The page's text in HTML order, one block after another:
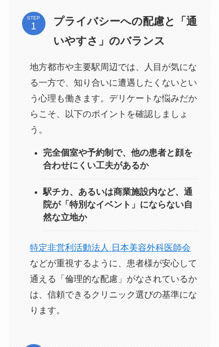
STEP
プライバシーへの配慮と「通
いやすさ」のバランス
地方都市や主要駅周辺では、人目が気にな
る一方で、知り合いに遭遇したくないとい
う心理も働きます。デリケートな悩みだか
らこそ、以下のポイントを確認しましょ
う。
完全個室や予約制で、他の患者と顔を
合わせにくい工夫があるか
駅チカ、あるいは商業施設内など、通
院が「特別なイベント」にならない自
然な立地か
特定非営利活動法人 日本美容外科医師会
などが重視するように、患者様が安心して
通える「倫理的な配慮」がなされているか
は、信頼できるクリニック選びの基準にな
ります。